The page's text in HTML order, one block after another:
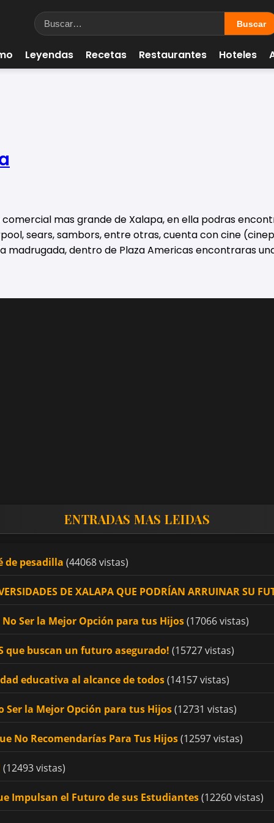
Leyendas Recetas Restaurantes Hoteles
comercial mas grande de Xalapa, en ella podras
sears, sambors, entre otras, cuenta con cine
madrugada, dentro de Plaza Americas encontraras
ENTRADAS MAS LEIDAS
de pesadilla (44068 vistas)
DE XALAPA QUE PODRÍAN ARRUINAR SU
Ser la Mejor Opción para tus Hijos(17066 vistas)
que buscan un futuro asegurado! (15727 vistas)
educativa al alcance de todos(14157 vistas)
Ser la Mejor Opción para tus Hijos(12731 vistas)
No Recomendarías Para Tus Hijos(12597 vistas)
(12493 vistas)
Impulsan el Futuro de sus Estudiantes(12260 vistas)